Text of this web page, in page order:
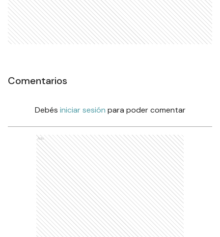
Comentarios
Debés iniciar sesión para poder comentar
Ads